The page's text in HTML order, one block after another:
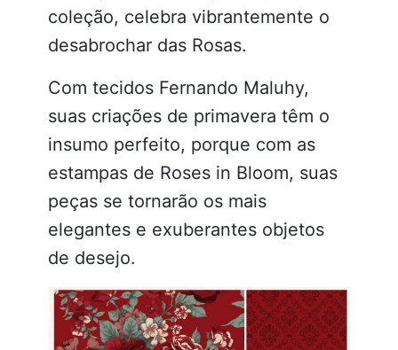
coleção, celebra vibrantemente o
desabrochar das Rosas.
Com tecidos Fernando Maluhy,
suas criações de primavera têm o
insumo perfeito, porque com as
estampas de Roses in Bloom, suas
peças se tornarão os mais
elegantes e exuberantes objetos
de desejo.